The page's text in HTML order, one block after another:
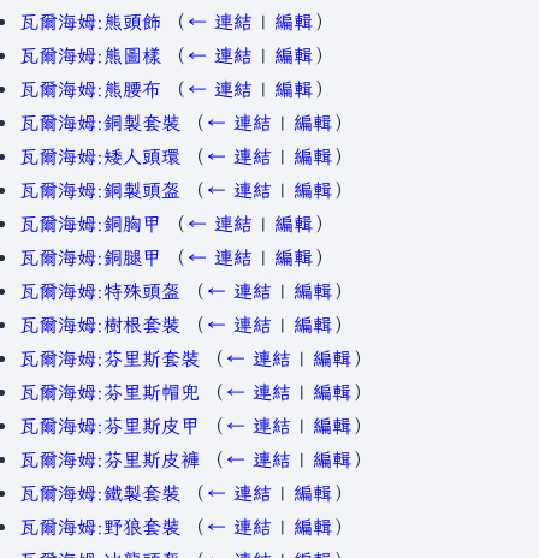
瓦爾海姆:熊頭飾
（ ← 連結 | 編輯）
瓦爾海姆:熊圖樣
（ ← 連結 | 編輯）
瓦爾海姆:熊腰布
（ ← 連結 | 編輯）
瓦爾海姆:銅製套裝
（ ← 連結 | 編輯）
瓦爾海姆:矮人頭環
（ ← 連結 | 編輯）
瓦爾海姆:銅製頭盔
（ ← 連結 | 編輯）
瓦爾海姆:銅胸甲
（ ← 連結 | 編輯）
瓦爾海姆:銅腿甲
（ ← 連結 | 編輯）
瓦爾海姆:特殊頭盔
（ ← 連結 | 編輯）
瓦爾海姆:樹根套裝
（ ← 連結 | 編輯）
瓦爾海姆:芬里斯套裝
（ ← 連結 | 編輯）
瓦爾海姆:芬里斯帽兜
（ ← 連結 | 編輯）
瓦爾海姆:芬里斯皮甲
（ ← 連結 | 編輯）
瓦爾海姆:芬里斯皮褲
（ ← 連結 | 編輯）
瓦爾海姆:鐵製套裝
（ ← 連結 | 編輯）
瓦爾海姆:野狼套裝
（ ← 連結 | 編輯）